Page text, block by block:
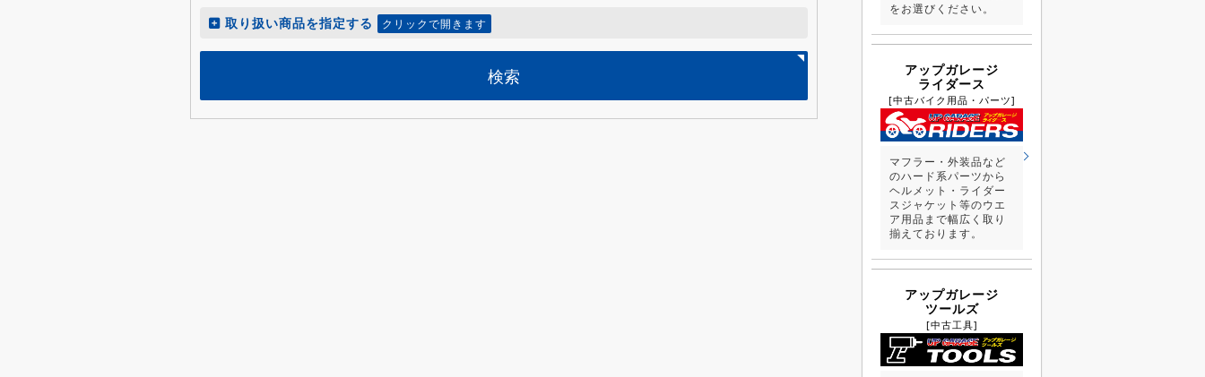
取り扱い商品を指定する クリックで開きます
検索
をお選びください。
アップガレージ
ライダース
[中古バイク用品・パーツ]
マフラー・外装品など
のハード系パーツから
ヘルメット・ライダー
スジャケット等のウエ
ア用品まで幅広く取り
揃えております。
アップガレージ
ツールズ
[中古工具]